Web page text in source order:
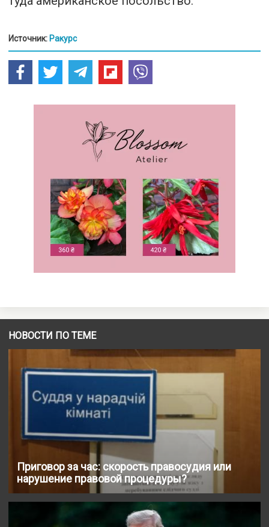
Источник: Ракурс
НОВОСТИ ПО ТЕМЕ
Приговор за час: скорость правосудия или
нарушение правовой процедуры?